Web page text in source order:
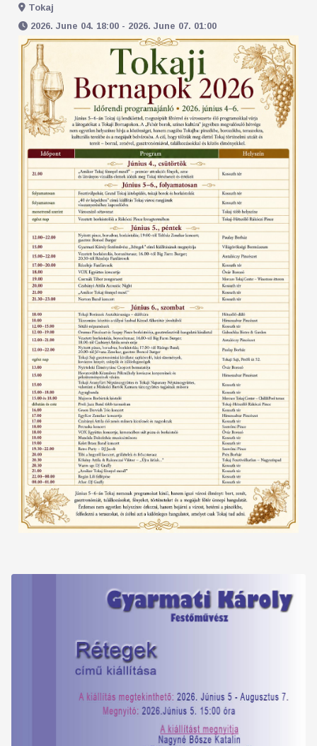
Tokaj
2026. June 04. 18:00 - 2026. June 07. 01:00